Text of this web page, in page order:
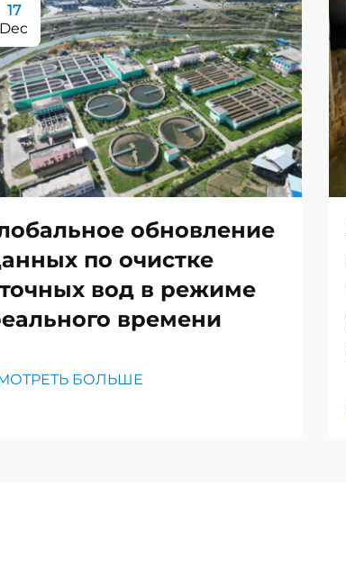
17
Dec
обновление
по очистке
вод в режиме
времени
БОЛЬШЕ